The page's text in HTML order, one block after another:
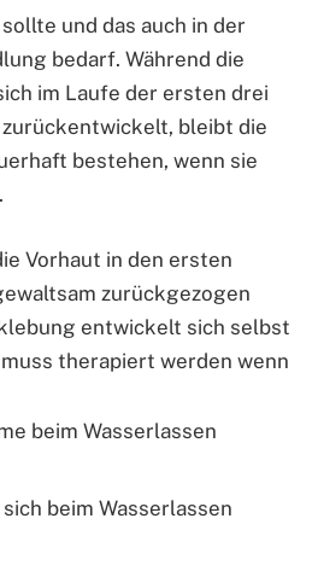
und das auch in der
bedarf. Während die
im Laufe der ersten drei
bleibt die
bestehen, wenn sie
Vorhaut in den ersten
zurückgezogen
entwickelt sich selbst
therapiert werden wenn
beim Wasserlassen
beim Wasserlassen